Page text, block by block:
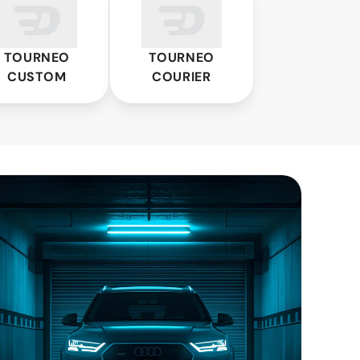
TOURNEO
CUSTOM
TOURNEO
COURIER